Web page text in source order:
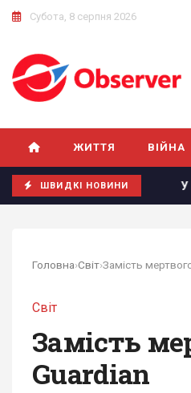
Субота, 8 серпня 2026
ЖИТТЯ ВІЙНА
ШВИДКІ НОВИНИ
у Європі У
Головна›Світ›
Світ
Замість
Guardian